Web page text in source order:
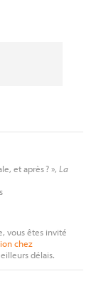
et après ? », La
vous êtes invité
chez
délais.